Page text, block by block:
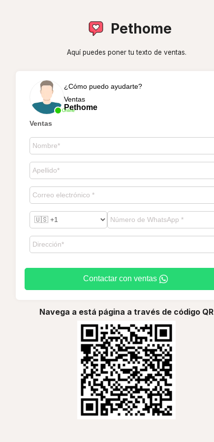
Pethome
Aquí puedes poner tu texto de ventas.
Online
¿Cómo puedo ayudarte?
Ventas
Pethome
Ventas
Contactar con ventas
Navega a está página a través de código QR